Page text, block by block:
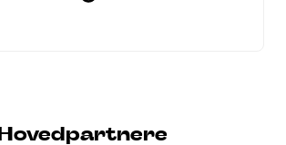
Hovedpartnere